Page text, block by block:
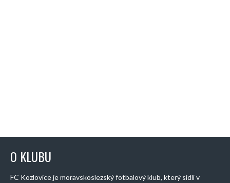
O KLUBU
FC Kozlovice je moravskoslezský fotbalový klub, který sídlí v